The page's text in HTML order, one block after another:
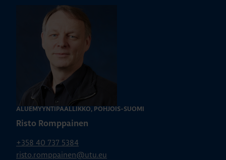
ALUEMYYNTIPÄÄLLIKKÖ, POHJOIS-SUOMI
Risto Romppainen
+358 40 737 5384
risto.romppainen@utu.eu